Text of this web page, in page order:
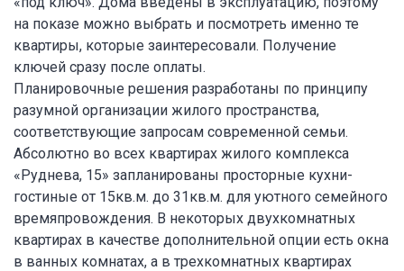
на показе можно выбрать и посмотреть именно те
квартиры, которые заинтересовали. Получение
ключей сразу после оплаты.
Планировочные решения разработаны по принципу
разумной организации жилого пространства,
соответствующие запросам современной семьи.
Абсолютно во всех квартирах жилого комплекса
«Руднева, 15» запланированы просторные кухни-
гостиные от 15кв.м. до 31кв.м. для уютного семейного
времяпровождения. В некоторых двухкомнатных
квартирах в качестве дополнительной опции есть окна
в ванных комнатах, а в трехкомнатных квартирах